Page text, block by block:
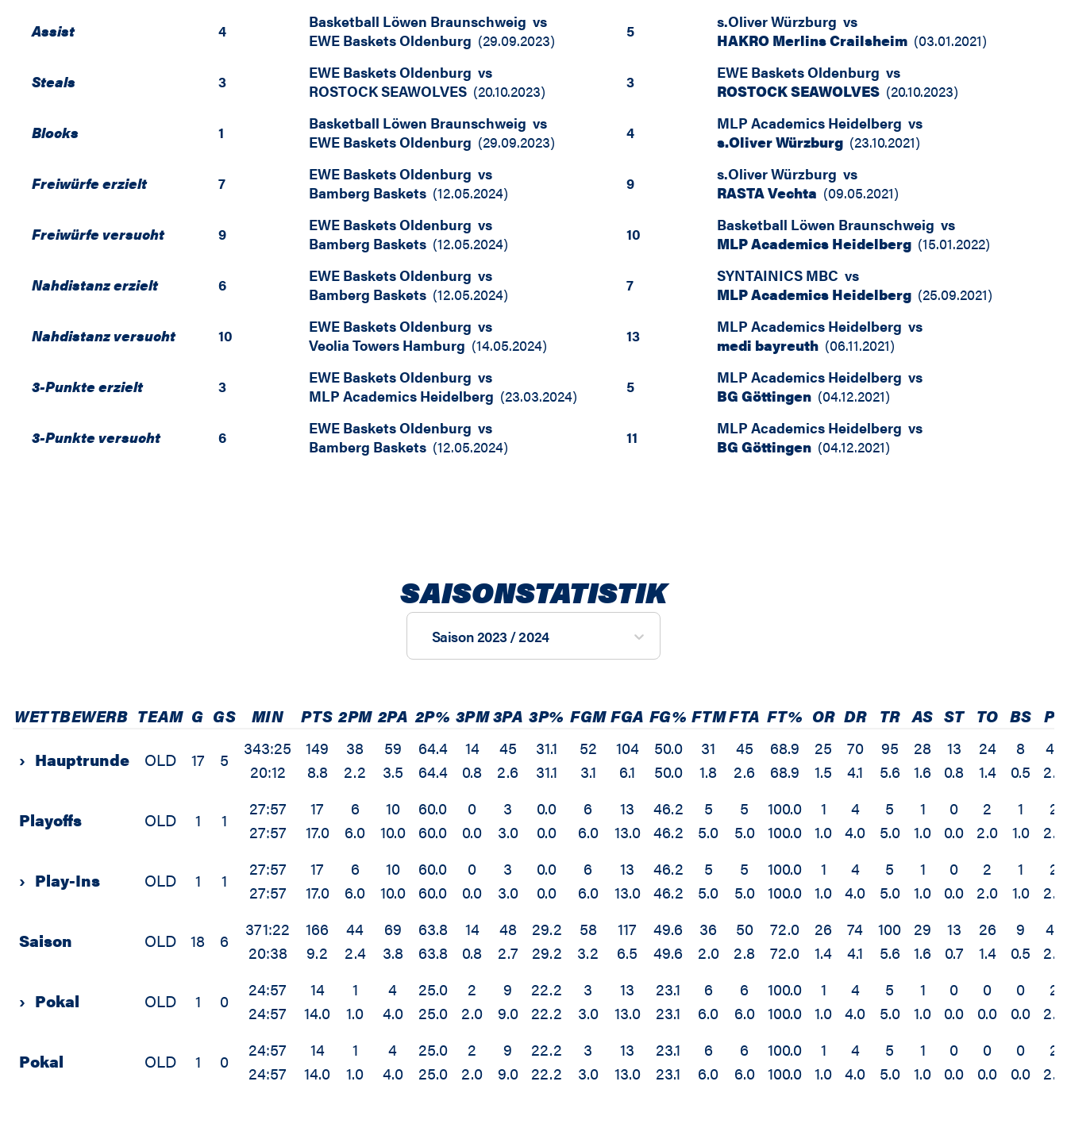
Assist 4 Basketball Löwen Braunschweig vs
EWE Baskets Oldenburg (29.09.2023) 5 s.Oliver Würzburg vs
HAKRO Merlins Crailsheim (03.01.2021)
Steals 3 EWE Baskets Oldenburg vs
ROSTOCK SEAWOLVES (20.10.2023) 3 EWE Baskets Oldenburg vs
ROSTOCK SEAWOLVES (20.10.2023)
Blocks 1 Basketball Löwen Braunschweig vs
EWE Baskets Oldenburg (29.09.2023) 4 MLP Academics Heidelberg vs
s.Oliver Würzburg (23.10.2021)
Freiwürfe erzielt 7 EWE Baskets Oldenburg vs
Bamberg Baskets (12.05.2024) 9 s.Oliver Würzburg vs
RASTA Vechta (09.05.2021)
Freiwürfe versucht 9 EWE Baskets Oldenburg vs
Bamberg Baskets (12.05.2024) 10 Basketball Löwen Braunschweig vs
MLP Academics Heidelberg (15.01.2022)
Nahdistanz erzielt 6 EWE Baskets Oldenburg vs
Bamberg Baskets (12.05.2024) 7 SYNTAINICS MBC vs
MLP Academics Heidelberg (25.09.2021)
Nahdistanz versucht 10 EWE Baskets Oldenburg vs
Veolia Towers Hamburg (14.05.2024) 13 MLP Academics Heidelberg vs
medi bayreuth (06.11.2021)
3-Punkte erzielt 3 EWE Baskets Oldenburg vs
MLP Academics Heidelberg (23.03.2024) 5 MLP Academics Heidelberg vs
BG Göttingen (04.12.2021)
3-Punkte versucht 6 EWE Baskets Oldenburg vs
Bamberg Baskets (12.05.2024) 11 MLP Academics Heidelberg vs
BG Göttingen (04.12.2021)
SAISONSTATISTIK
Saison 2023 / 2024
WETTBEWERB TEAM G GS MIN PTS 2PM 2PA 2P% 3PM3PA 3P% FGMFGA FG% FTMFTA FT% OR DR TR AS ST TO BS PF
› Hauptrunde OLD 17 5
343:25
20:12
149
8.8
38
2.2
59
3.5
64.4
64.4
14
0.8
45
2.6
31.1
31.1
52
3.1
104
6.1
50.0
50.0
31
1.8
45
2.6
68.9
68.9
25
1.5
70
4.1
95
5.6
28
1.6
13
0.8
24
1.4
8
0.5
40
2.4
Playoffs OLD 1 1
27:57
27:57
17
17.0
6
6.0
10
10.0
60.0
60.0
0
0.0
3
3.0
0.0
0.0
6
6.0
13
13.0
46.2
46.2
5
5.0
5
5.0
100.0
100.0
1
1.0
4
4.0
5
5.0
1
1.0
0
0.0
2
2.0
1
1.0
2
2.0
› Play-Ins OLD 1 1
27:57
27:57
17
17.0
6
6.0
10
10.0
60.0
60.0
0
0.0
3
3.0
0.0
0.0
6
6.0
13
13.0
46.2
46.2
5
5.0
5
5.0
100.0
100.0
1
1.0
4
4.0
5
5.0
1
1.0
0
0.0
2
2.0
1
1.0
2
2.0
Saison OLD 18 6
371:22
20:38
166
9.2
44
2.4
69
3.8
63.8
63.8
14
0.8
48
2.7
29.2
29.2
58
3.2
117
6.5
49.6
49.6
36
2.0
50
2.8
72.0
72.0
26
1.4
74
4.1
100
5.6
29
1.6
13
0.7
26
1.4
9
0.5
42
2.3
› Pokal OLD 1 0
24:57
24:57
14
14.0
1
1.0
4
4.0
25.0
25.0
2
2.0
9
9.0
22.2
22.2
3
3.0
13
13.0
23.1
23.1
6
6.0
6
6.0
100.0
100.0
1
1.0
4
4.0
5
5.0
1
1.0
0
0.0
0
0.0
0
0.0
2
2.0
Pokal OLD 1 0
24:57
24:57
14
14.0
1
1.0
4
4.0
25.0
25.0
2
2.0
9
9.0
22.2
22.2
3
3.0
13
13.0
23.1
23.1
6
6.0
6
6.0
100.0
100.0
1
1.0
4
4.0
5
5.0
1
1.0
0
0.0
0
0.0
0
0.0
2
2.0